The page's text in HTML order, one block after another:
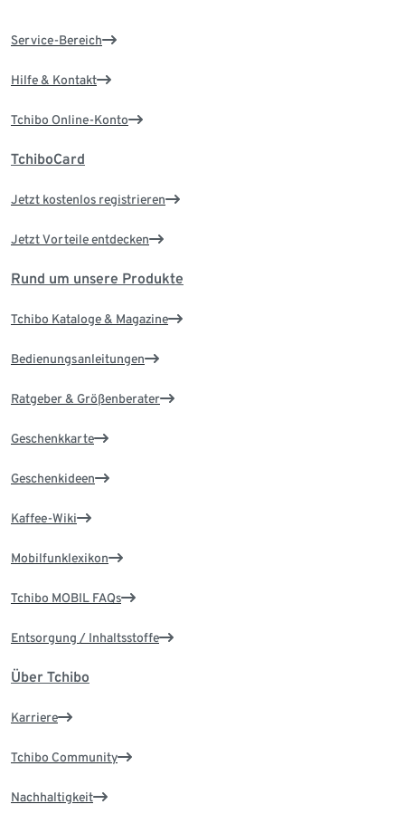
Service-Bereich
Hilfe & Kontakt
Tchibo Online-Konto
TchiboCard
Jetzt kostenlos registrieren
Jetzt Vorteile entdecken
Rund um unsere Produkte
Tchibo Kataloge & Magazine
Bedienungsanleitungen
Ratgeber & Größenberater
Geschenkkarte
Geschenkideen
Kaffee-Wiki
Mobilfunklexikon
Tchibo MOBIL FAQs
Entsorgung / Inhaltsstoffe
Über Tchibo
Karriere
Tchibo Community
Nachhaltigkeit